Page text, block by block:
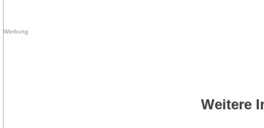
Weitere